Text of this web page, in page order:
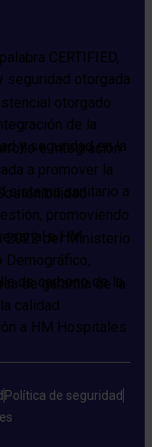
Política de seguridad